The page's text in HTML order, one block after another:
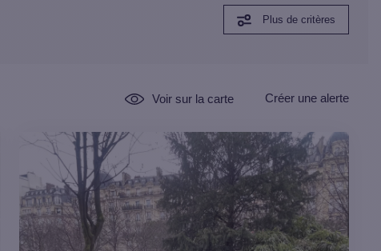
Plus de critères
Voir sur la carte Créer une alerte